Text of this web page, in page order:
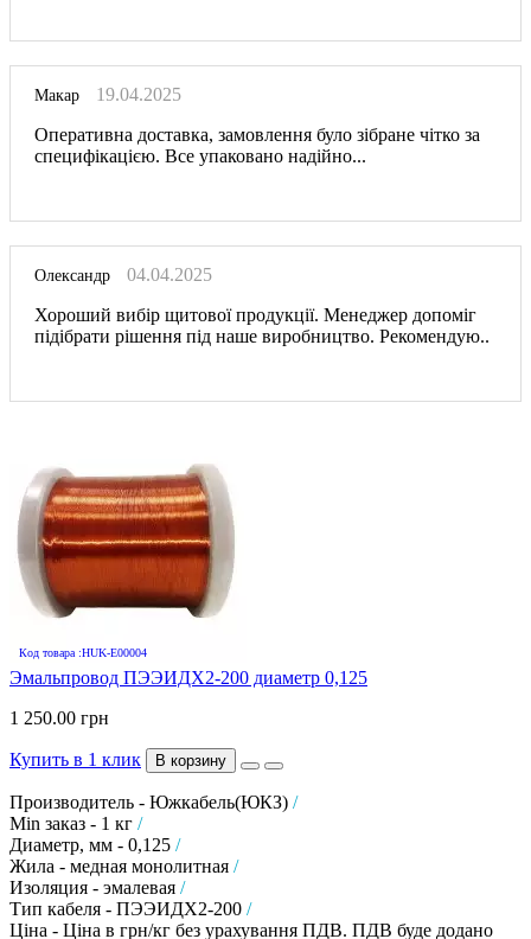
Макар
19.04.2025
Оперативна доставка, замовлення було зібране чітко за
специфікацією. Все упаковано надійно...
Олександр
04.04.2025
Хороший вибір щитової продукції. Менеджер допоміг
підібрати рішення під наше виробництво. Рекомендую..
Код товара :HUK-E00004
Эмальпровод ПЭЭИДХ2-200 диаметр 0,125
1 250.00 грн
Купить в 1 клик В корзину
Производитель - Южкабель(ЮКЗ) /
Min заказ - 1 кг /
Диаметр, мм - 0,125 /
Жила - медная монолитная /
Изоляция - эмалевая /
Тип кабеля - ПЭЭИДХ2-200 /
Ціна - Ціна в грн/кг без урахування ПДВ. ПДВ буде додано